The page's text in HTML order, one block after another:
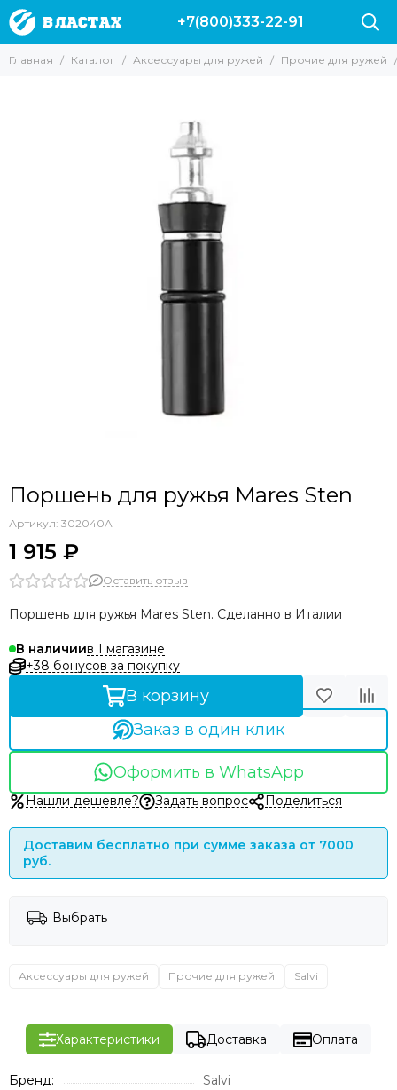
Аксессуары для ружей
Запасные части и аксессуары для ружей Пеленгас
Аксессуары для арбалетов
+7(800)333-22-91
Главная Каталог Аксессуары для ружей Прочие для ружей
Поршень для ружья Mares Sten
Артикул: 302040A
1 915 ₽
Оставить отзыв
Поршень для ружья Mares Sten. Сделанно в Италии
В наличиив 1 магазине
+38 бонусов за покупку
В корзину
Заказ в один клик
Оформить в WhatsApp
Нашли дешевле? Задать вопрос Поделиться
Доставим бесплатно при сумме заказа от 7000
руб.
Выбрать
Аксессуары для ружей Прочие для ружей Salvi
Характеристики Доставка Оплата
Бренд: Salvi